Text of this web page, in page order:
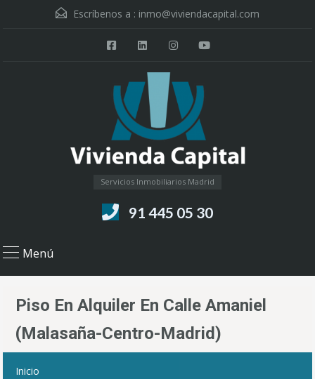
Escríbenos a : inmo@viviendacapital.com
Servicios Inmobiliarios Madrid
91 445 05 30
Menú
Piso En Alquiler En Calle Amaniel
(Malasaña-Centro-Madrid)
Inicio